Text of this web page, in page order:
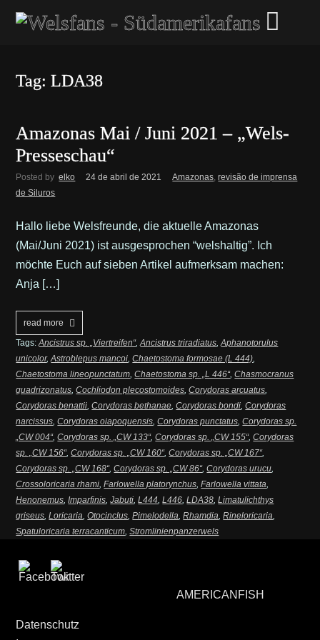
Tag: LDA38
Amazonas Mai / Juni 2021 – „Wels-
Presseschau“
Posted by elko 24 de abril de 2021 Amazonas,revisão de imprensa
de Siluros
Hallo liebe Welsfreunde, die aktuelle Amazonas
(Mai/Juni 2021) ist ausgesprochen “welshaltig”. Ich
möchte Euch auf sieben Artikel aufmerksam machen:
Anja […]
read more
Tags:Ancistrus sp. „Viertreifen“,Ancistrus triradiatus,Aphanotorulus
unicolor,Astroblepus mancoi,Chaetostoma formosae (L 444),
Chaetostoma lineopunctatum,Chaetostoma sp. „L 446“,Chasmocranus
quadrizonatus,Cochliodon plecostomoides,Corydoras arcuatus,
Corydoras benattii,Corydoras bethanae,Corydoras bondi,Corydoras
narcissus,Corydoras oiapoquensis,Corydoras punctatus,Corydoras sp.
„CW 004“,Corydoras sp. „CW 133“,Corydoras sp. „CW 155“,Corydoras
sp. „CW 156“,Corydoras sp. „CW 160“,Corydoras sp. „CW 167“,
Corydoras sp. „CW 168“,Corydoras sp. „CW 86“,Corydoras urucu,
Crossoloricaria rhami,Farlowella platorynchus,Farlowella vittata,
Henonemus,Imparfinis,Jabuti,L444,L446,LDA38,Limatulichthys
griseus,Loricaria,Otocinclus,Pimelodella,Rhamdia,Rineloricaria,
Spatuloricaria terracanticum,Stromlinienpanzerwels
AMERICANFISH
Datenschutz